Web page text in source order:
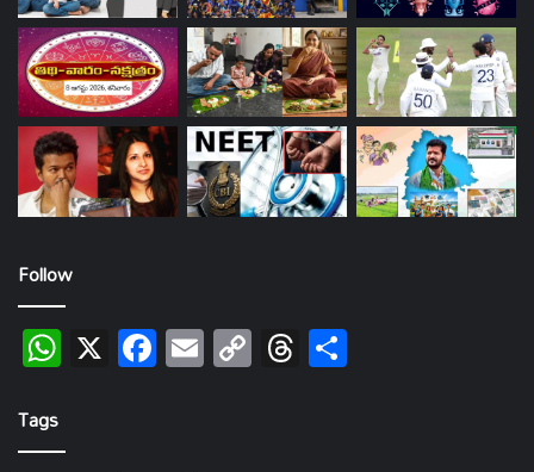
Follow
WhatsApp
X Facebook
EmailCopy
Link
Threads
Tags